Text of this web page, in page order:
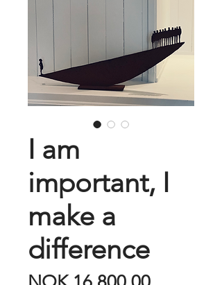
I am
important, I
make a
difference